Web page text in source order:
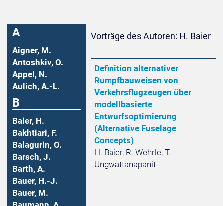
A
Aigner, M.
Antoshkiv, O.
Appel, N.
Aulich, A.-L.
B
Baier, H.
Bakhtiari, F.
Balagurin, O.
Barsch, J.
Barth, A.
Bauer, H.-J.
Bauer, M.
Vorträge des Autoren: H. Baier
Definition alternativer
Rumpfbauweisen von
Verkehrsflugzeugen über
modellbasierte
Entwurfsoptimierung
(Alternative Fuselage
Concepts)
H. Baier, R. Wehrle, T.
Ungwattanapanit